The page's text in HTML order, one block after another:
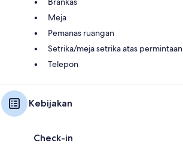
Meja
Pemanas ruangan
Setrika/meja setrika atas permintaan
Telepon
Kebijakan
Check-in